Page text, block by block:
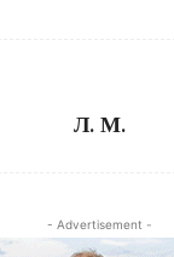
Л. М.
- Advertisement -